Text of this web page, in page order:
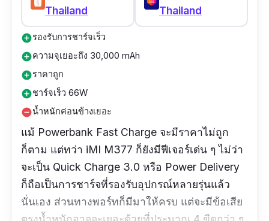
Thailand
Thailand
add_circleรองรับการชาร์จเร็ว
add_circleความจุเยอะถึง 30,000 mAh
add_circleราคาถูก
add_circleชาร์จเร็ว 66W
remove_circleน้ำหนักค่อนข้างเยอะ
แม้ Powerbank Fast Charge จะมีราคาไม่ถูก
ก็ตาม แต่ทว่า iMI M377 ก็ยังมีฟีเจอร์เด่น ๆ ไม่ว่า
จะเป็น Quick Charge 3.0 หรือ Power Delivery
ก็ถือเป็นการชาร์จที่รองรับอุปกรณ์หลายรุ่นแล้ว
นั่นเอง ส่วนทางพอร์ทก็มีมาให้ครบ แต่จะมีข้อเสีย